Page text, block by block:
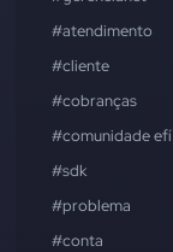
#atendimento
#cliente
#cobranças
#comunidade efí
#sdk
#problema
#conta